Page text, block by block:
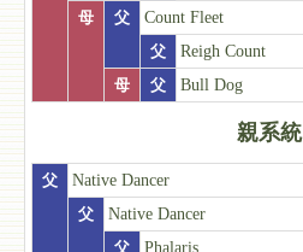
母
父
Count Fleet
父
Reigh Count
母
父 Bull Dog
親系統
父
Native Dancer
父
Native Dancer
父
Phalaris